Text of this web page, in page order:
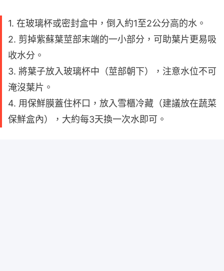
1. 在玻璃杯或密封盒中，倒入約1至2公分高的水。
2. 剪掉紫蘇葉莖部末端的一小部分，可助葉片更易吸
收水分。
3. 將葉子放入玻璃杯中（莖部朝下），注意水位不可
淹沒葉片。
4. 用保鮮膜蓋住杯口，放入雪櫃冷藏（建議放在蔬菜
保鮮盒內），大約每3天換一次水即可。